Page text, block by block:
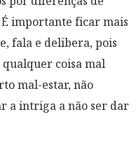
importante ficar mais
fala e delibera, pois
coisa mal
mal-estar, não
a intriga a não ser dar